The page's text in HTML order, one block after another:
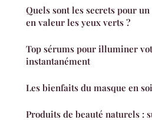
Quels sont les secrets pour
en valeur les yeux verts ?
Top sérums pour illuminer
instantanément
Les bienfaits du masque en
Produits de beauté naturels :